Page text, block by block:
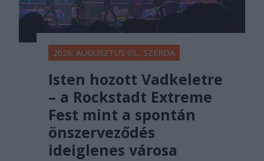
2026. AUGUSZTUS 05., SZERDA
Isten hozott Vadkeletre
– a Rockstadt Extreme
Fest mint a spontán
önszerveződés
ideiglenes városa